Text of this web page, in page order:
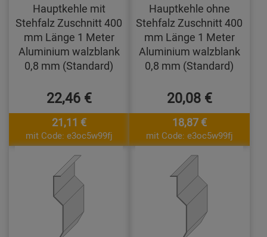
Hauptkehle mit
Stehfalz Zuschnitt 400
mm Länge 1 Meter
Aluminium walzblank
0,8 mm (Standard)
22,46 €
21,11 €
mit Code: e3oc5w99fj
Hauptkehle ohne
Stehfalz Zuschnitt 400
mm Länge 1 Meter
Aluminium walzblank
0,8 mm (Standard)
20,08 €
18,87 €
mit Code: e3oc5w99fj